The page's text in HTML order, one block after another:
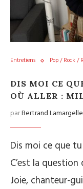
Entretiens Pop / Rock /
DIS MOI CE
OÙ ALLER :
parBertrand Lamargelle
Dis moi ce que
C’est la
Joie, chanteur-